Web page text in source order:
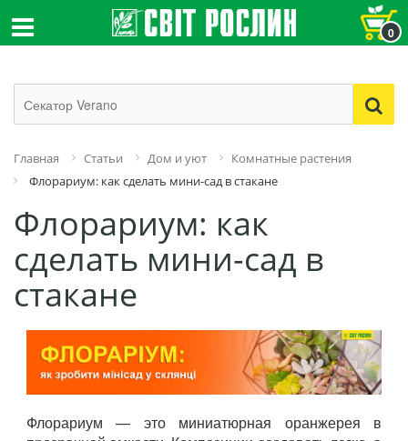
0
Главная Статьи Дом и уют
Комнатные растения
Флорариум: как сделать мини-сад в стакане
Флорариум: как
сделать мини-сад в
стакане
Флорариум — это миниатюрная оранжерея в